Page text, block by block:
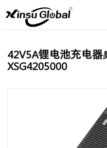
42V5A锂电池充电器
XSG4205000